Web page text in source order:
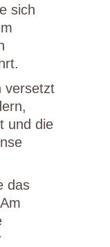
sich
versetzt
und die
das